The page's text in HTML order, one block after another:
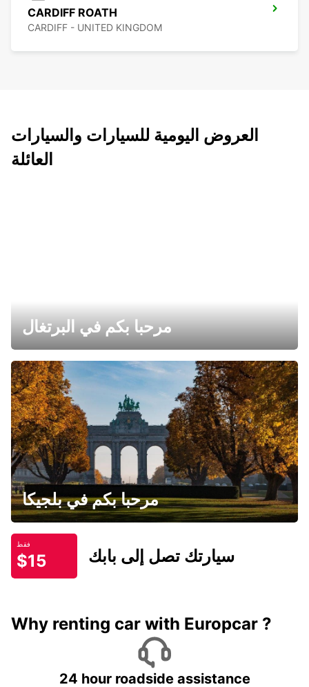
CARDIFF ROATH
CARDIFF - UNITED KINGDOM
العروض اليومية للسيارات والسيارات
العائلة
مرحبا بكم في البرتغال
مرحبا بكم في بلجيكا
فقط
$15 سيارتك تصل إلى بابك
Why renting car with Europcar ?
24 hour roadside assistance